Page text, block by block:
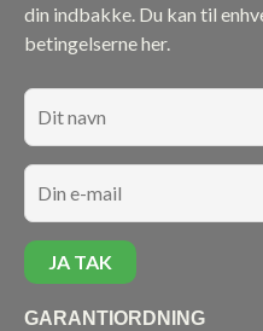
din indbakke. Du kan til
betingelserne her.
GARANTIORDNING